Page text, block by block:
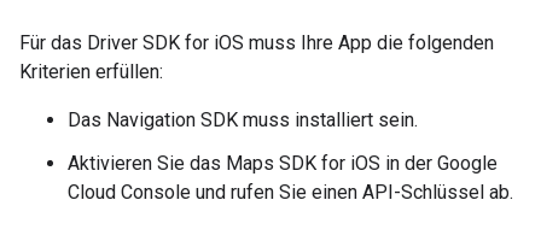
Für das Driver SDK for iOS muss Ihre App die folgenden
Kriterien erfüllen:
Das Navigation SDK muss installiert sein.
Aktivieren Sie das Maps SDK for iOS in der Google
Cloud Console und rufen Sie einen API-Schlüssel ab.